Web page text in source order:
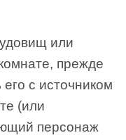
или
прежде
с источником
(или
персонаж